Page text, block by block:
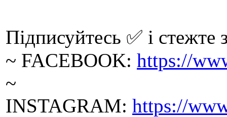
Підписуйтесь ✅ і стежте
~ FACEBOOK: https://
~
INSTAGRAM: https://